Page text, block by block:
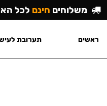
משלוחים חינם לכל
ראשים תערובת